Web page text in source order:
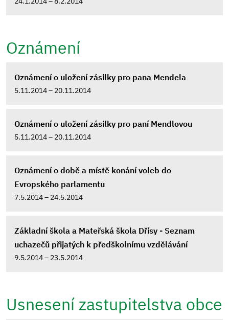
Oznámení
Oznámení o uložení zásilky pro pana Mendela
5.11.2014 – 20.11.2014
Oznámení o uložení zásilky pro paní Mendlovou
5.11.2014 – 20.11.2014
Oznámení o době a místě konání voleb do
Evropského parlamentu
7.5.2014 – 24.5.2014
Základní škola a Mateřská škola Dřísy - Seznam
uchazečů přijatých k předškolnímu vzdělávání
9.5.2014 – 23.5.2014
Usnesení zastupitelstva obce